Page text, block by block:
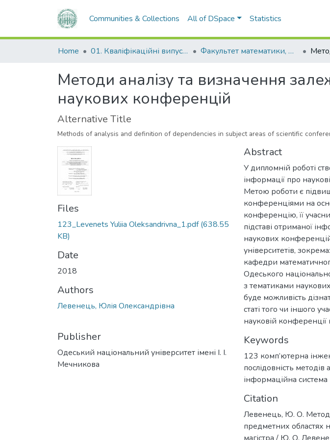
Communities & Collections All of DSpace Statistics
Home 01. Кваліфікаційні випускні роботи здобувачів вищої освіти Факультет математики, фізики та інформаційних технологій
Методи аналізу та визначення
наукових конференцій
Alternative Title
Methods of analysis and definition of dependencies in subject areas of scientific
Files
123_Levenets Yuliia Oleksandrivna_1.pdf(638.55
KB)
Date
2018
Authors
Левенець, Юлія Олександрівна
Publisher
Одеський національний університет імені І. І.
Мечникова
Abstract
У дипломній роботі
інформації про
Метою роботи є
конференціями на
конференцію, її
підставі отриманої
наукових
університетів,
кафедри
Одеського
з тематиками
буде можливість
статі того чи іншого
науковій
Keywords
123 комп’ютерна
послідовність
інформаційна
Citation
Левенець, Ю. О.
предметних областях